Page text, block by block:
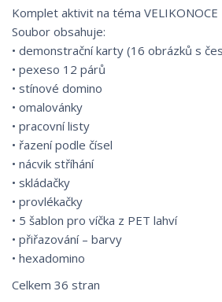
Komplet aktivit na téma VELIKONOCE
Soubor obsahuje:
• demonstrační karty (16 obrázků s
• pexeso 12 párů
• stínové domino
• omalovánky
• pracovní listy
• řazení podle čísel
• nácvik stříhání
• skládačky
• provlékačky
• 5 šablon pro víčka z PET lahví
• přiřazování – barvy
• hexadomino
Celkem 36 stran